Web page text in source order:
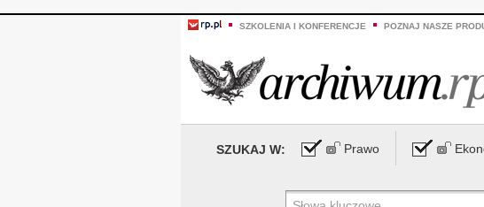
SZKOLENIA I KONFERENCJE POZNAJ NASZE
SZUKAJ W: Prawo